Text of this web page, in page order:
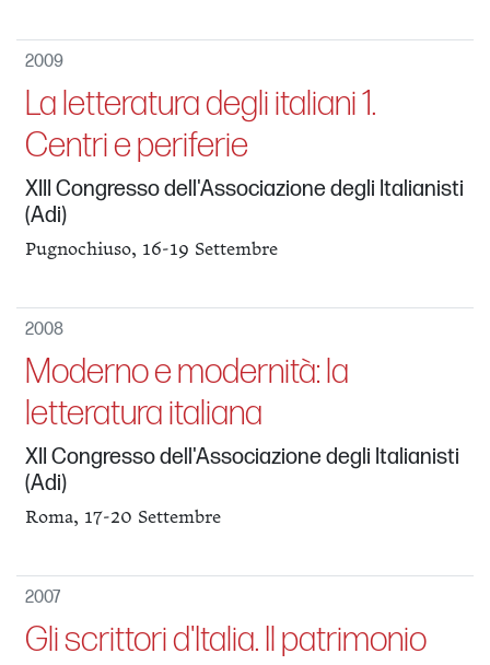
2009
La letteratura degli italiani 1.
Centri e periferie
XIII Congresso dell'Associazione degli Italianisti
(Adi)
Pugnochiuso, 16-19 Settembre
2008
Moderno e modernità: la
letteratura italiana
XII Congresso dell'Associazione degli Italianisti
(Adi)
Roma, 17-20 Settembre
2007
Gli scrittori d'Italia. Il patrimonio